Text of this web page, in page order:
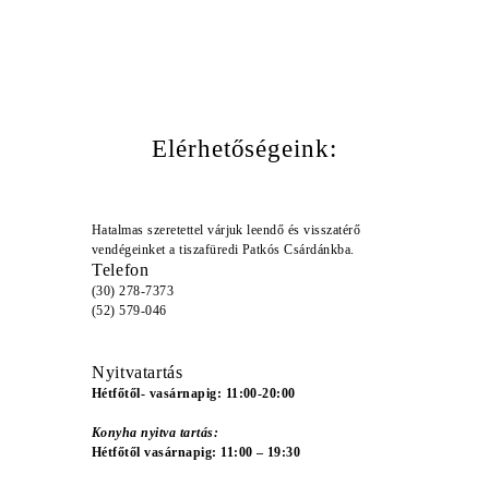
Elérhetőségeink:
Hatalmas szeretettel várjuk leendő és visszatérő
vendégeinket a tiszafüredi Patkós Csárdánkba.
Telefon
(30) 278-7373
(52) 579-046
Nyitvatartás
Hétfőtől- vasárnapig: 11:00-20:00
Konyha nyitva tartás:
Hétfőtől vasárnapig: 11:00 – 19:30